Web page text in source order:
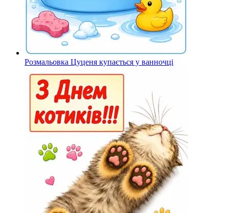
Розмальовка Цуценя купається у ванночці